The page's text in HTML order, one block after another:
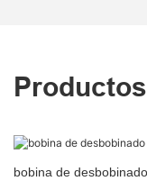
bobina de